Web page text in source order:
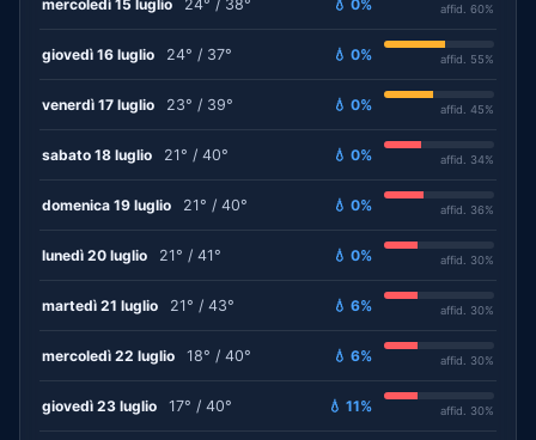
mercoledì 15 luglio 24° / 38° 💧 0% affid. 60%
giovedì 16 luglio 24° / 37° 💧 0% affid. 55%
venerdì 17 luglio 23° / 39° 💧 0% affid. 45%
sabato 18 luglio 21° / 40° 💧 0% affid. 34%
domenica 19 luglio 21° / 40° 💧 0% affid. 36%
lunedì 20 luglio 21° / 41° 💧 0% affid. 30%
martedì 21 luglio 21° / 43° 💧 6% affid. 30%
mercoledì 22 luglio 18° / 40° 💧 6% affid. 30%
giovedì 23 luglio 17° / 40° 💧 11% affid. 30%